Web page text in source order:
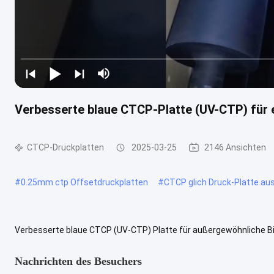
Verbesserte blaue CTCP-Platte (UV-CTP)
CTCP-Druckplatten 2025-03-25 2146 Ansichten
#0.25mm ctp Offsetdruckplatten #CTCP glich Druck-Platte
Verbesserte blaue CTCP (UV-CTP) Platte für außergewöhnliche
Nachrichten des Besuchers